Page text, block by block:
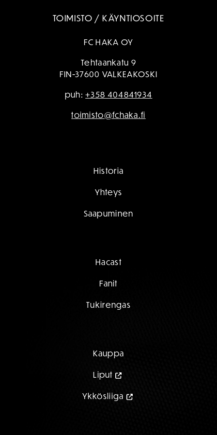
TOIMISTO / KÄYNTIOSOITE
FC HAKA OY
Tehtaankatu 9
FIN-37600 VALKEAKOSKI
puh:+358 404841934
toimisto@fchaka.fi
Historia
Yhteys
Saapuminen
Hacast
Fanit
Tukirengas
Kauppa
Liput
Ykkösliiga